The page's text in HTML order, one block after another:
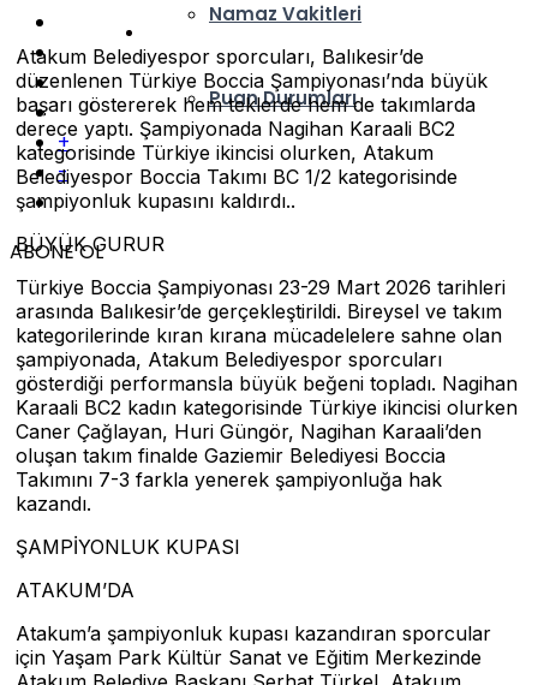
Namaz Vakitleri
Puan Durumları
+
-
ABONE OL
Atakum Belediyespor sporcuları, Balıkesir’de
düzenlenen Türkiye Boccia Şampiyonası’nda büyük
başarı göstererek hem teklerde hem de takımlarda
derece yaptı. Şampiyonada Nagihan Karaali BC2
kategorisinde Türkiye ikincisi olurken, Atakum
Belediyespor Boccia Takımı BC 1/2 kategorisinde
şampiyonluk kupasını kaldırdı..
BÜYÜK GURUR
Türkiye Boccia Şampiyonası 23-29 Mart 2026 tarihleri
arasında Balıkesir’de gerçekleştirildi. Bireysel ve takım
kategorilerinde kıran kırana mücadelelere sahne olan
şampiyonada, Atakum Belediyespor sporcuları
gösterdiği performansla büyük beğeni topladı. Nagihan
Karaali BC2 kadın kategorisinde Türkiye ikincisi olurken
Caner Çağlayan, Huri Güngör, Nagihan Karaali’den
oluşan takım finalde Gaziemir Belediyesi Boccia
Takımını 7-3 farkla yenerek şampiyonluğa hak
kazandı.
ŞAMPİYONLUK KUPASI
ATAKUM’DA
Atakum’a şampiyonluk kupası kazandıran sporcular
için Yaşam Park Kültür Sanat ve Eğitim Merkezinde